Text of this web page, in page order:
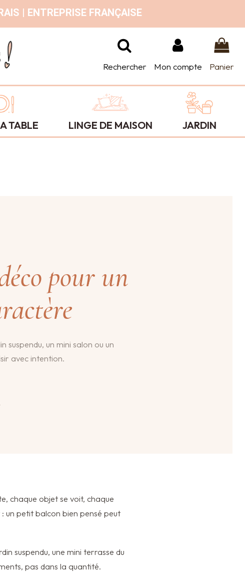
| ENTREPRISE FRANÇAISE
Rechercher Mon compte Panier
TABLE LINGE DE MAISON JARDIN
pour un
suspendu, un mini salon ou un
avec intention.
chaque objet se voit, chaque
: un petit balcon bien pensé peut
suspendu, une mini terrasse du
pas dans la quantité.